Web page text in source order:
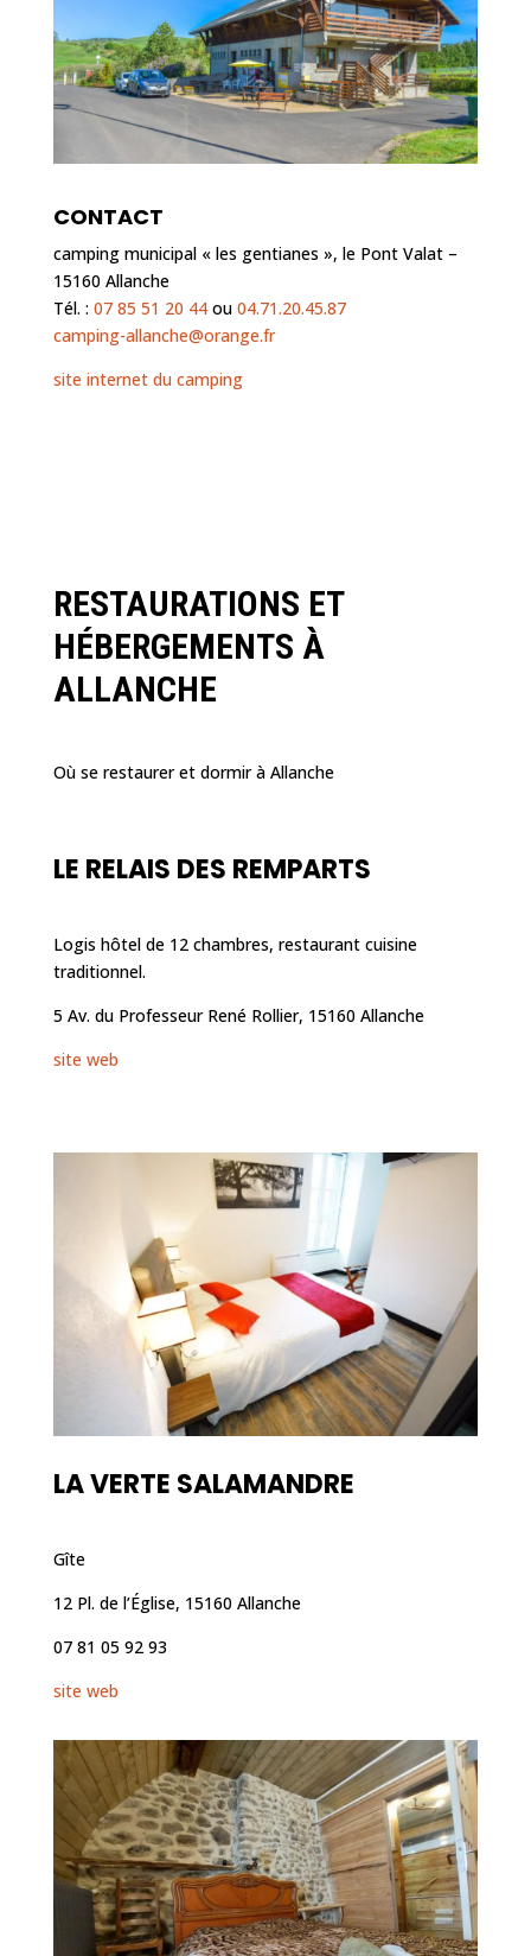
CONTACT
camping municipal « les gentianes », le Pont Valat –
15160 Allanche
Tél. : 07 85 51 20 44 ou 04.71.20.45.87
camping-allanche@orange.fr
site internet du camping
RESTAURATIONS ET
HÉBERGEMENTS À
ALLANCHE
Où se restaurer et dormir à Allanche
LE RELAIS DES REMPARTS
Logis hôtel de 12 chambres, restaurant cuisine
traditionnel.
5 Av. du Professeur René Rollier, 15160 Allanche
site web
LA VERTE SALAMANDRE
Gîte
12 Pl. de l’Église, 15160 Allanche
07 81 05 92 93
site web